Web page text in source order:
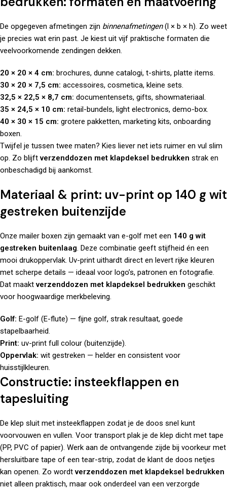
De opgegeven afmetingen zijn binnenafmetingen(l × b × h). Zo weet
je precies wat erin past. Je kiest uit vijf praktische formaten die
veelvoorkomende zendingen dekken.
20 × 20 × 4 cm: brochures, dunne catalogi, t-shirts, platte items.
30 × 20 × 7,5 cm: accessoires, cosmetica, kleine sets.
32,5 × 22,5 × 8,7 cm: documentensets, gifts, showmateriaal.
35 × 24,5 × 10 cm: retail-bundels, light electronics, demo-box.
40 × 30 × 15 cm: grotere pakketten, marketing kits, onboarding
boxen.
Twijfel je tussen twee maten? Kies liever net iets ruimer en vul slim
op. Zo blijftverzenddozen met klapdeksel bedrukken strak en
onbeschadigd bij aankomst.
Materiaal & print: uv-print op 140 g wit
gestreken buitenzijde
Onze mailer boxen zijn gemaakt van e-golf met een 140 g wit
gestreken buitenlaag. Deze combinatie geeft stijfheid én een
mooi drukoppervlak. Uv-print uithardt direct en levert rijke kleuren
met scherpe details — ideaal voor logo’s, patronen en fotografie.
Dat maaktverzenddozen met klapdeksel bedrukken geschikt
voor hoogwaardige merkbeleving.
Golf: E-golf (E-flute) — fijne golf, strak resultaat, goede
stapelbaarheid.
Print: uv-print full colour (buitenzijde).
Oppervlak: wit gestreken — helder en consistent voor
huisstijlkleuren.
Constructie: insteekflappen en
tapesluiting
De klep sluit met insteekflappen zodat je de doos snel kunt
voorvouwen en vullen. Voor transport plak je de klep dicht met tape
(PP, PVC of papier). Werk aan de ontvangende zijde bij voorkeur met
hersluitbare tape of een tear-strip, zodat de klant de doos netjes
kan openen. Zo wordtverzenddozen met klapdeksel bedrukken
niet alleen praktisch, maar ook onderdeel van een verzorgde